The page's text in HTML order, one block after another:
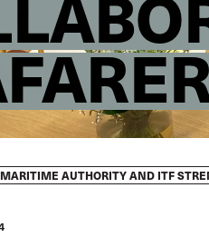
AUTHORITY AND ITF